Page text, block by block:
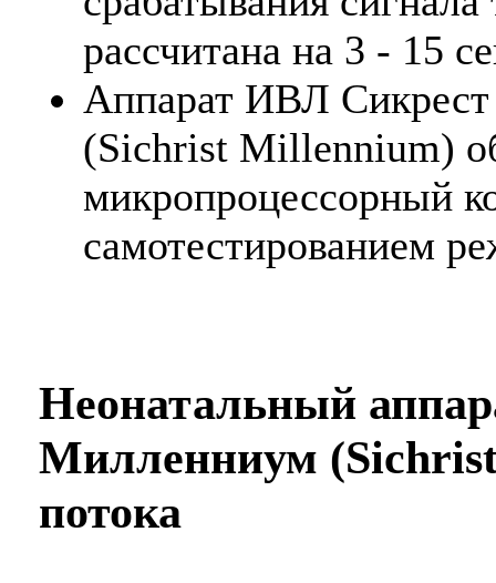
рассчитана на 3 - 15
Аппарат ИВЛ
(Sichrist Millennium)
микропроцессорный
самотестированием
Неонатальный
Милленниум
потока